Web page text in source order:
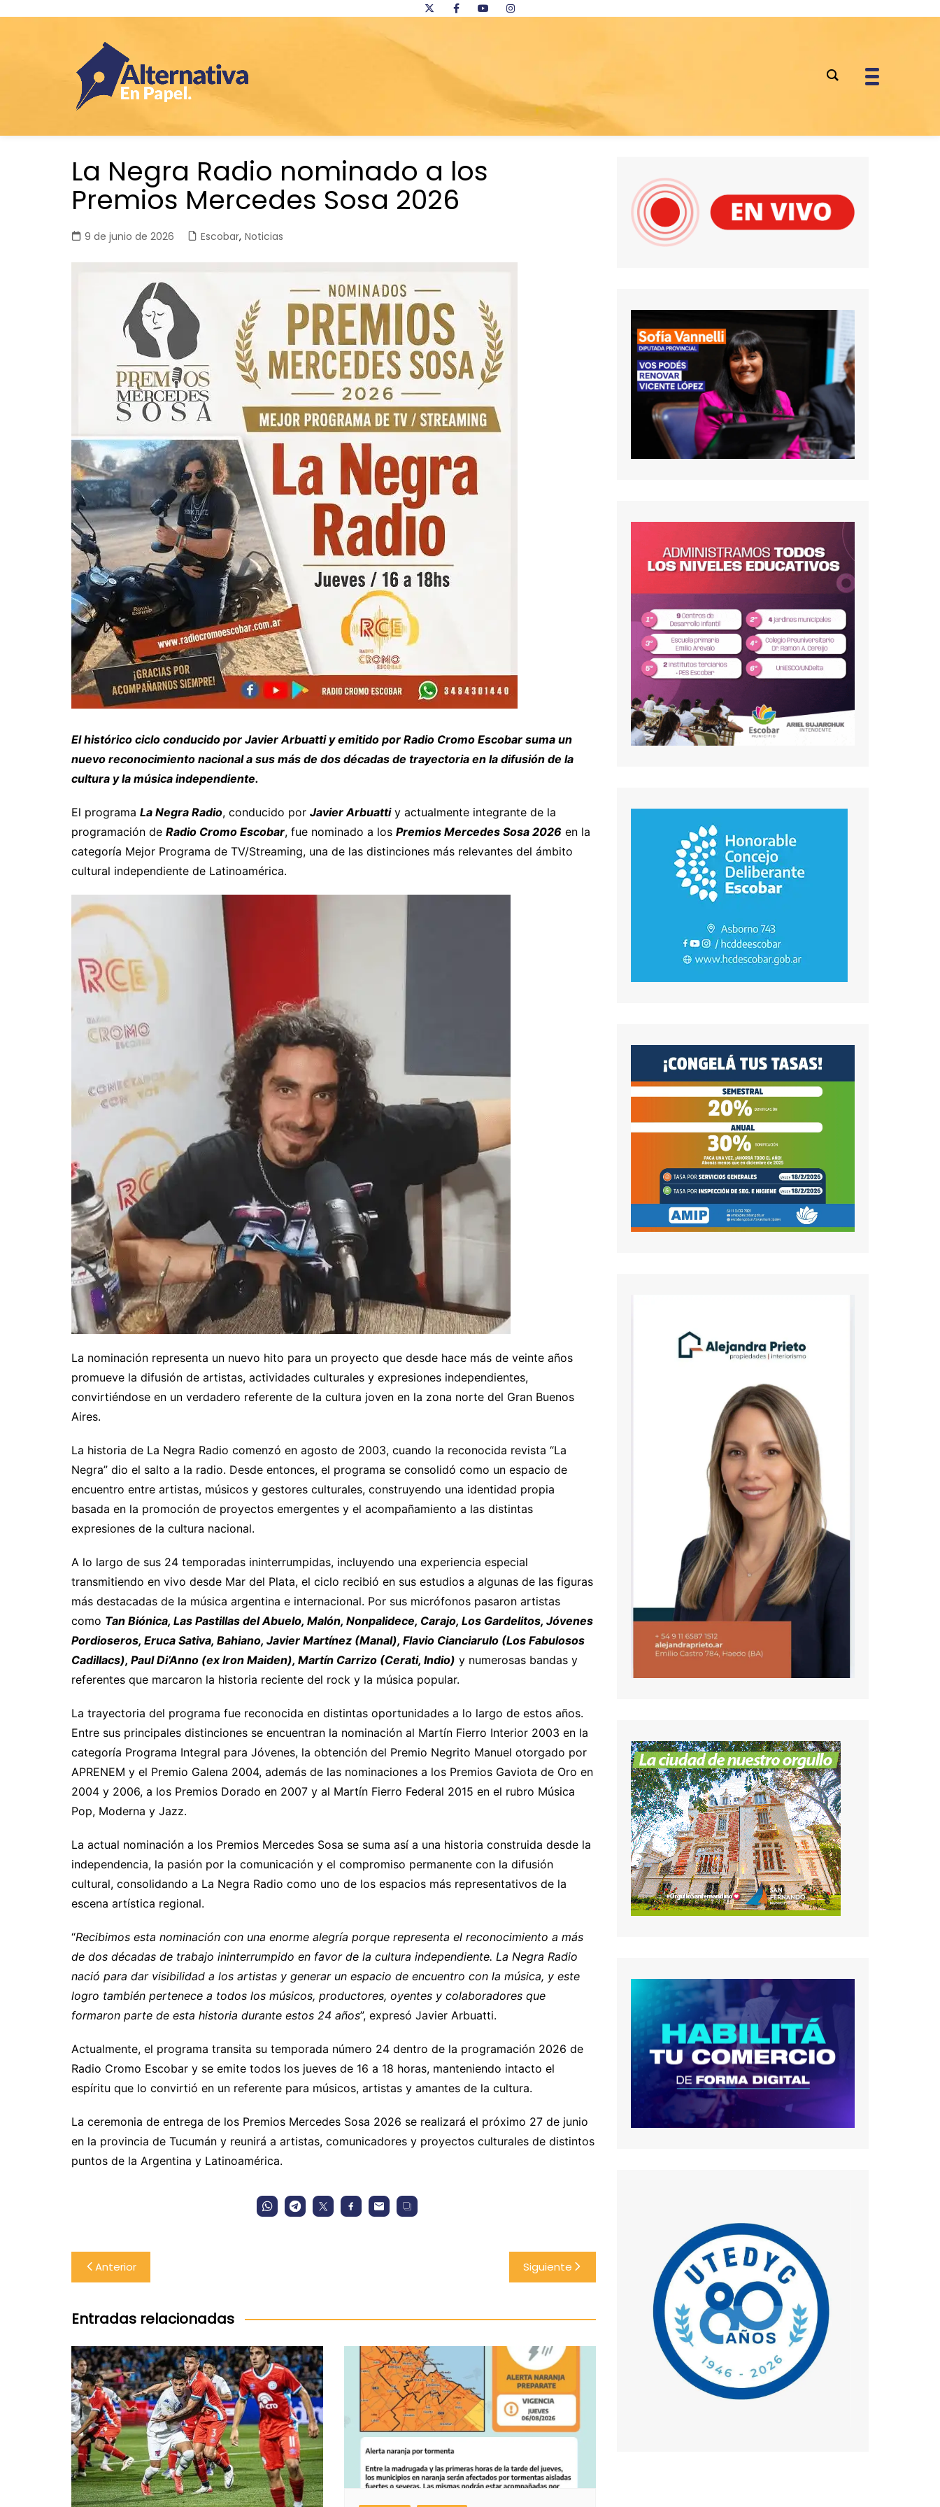
La Negra Radio nominado a los
Premios Mercedes Sosa 2026
9 de junio de 2026 Escobar, Noticias
El histórico ciclo conducido por Javier Arbuatti y emitido por Radio Cromo Escobar suma un
nuevo reconocimiento nacional a sus más de dos décadas de trayectoria en la difusión de la
cultura y la música independiente.
El programa La Negra Radio, conducido por Javier Arbuattiy actualmente integrante de la
programación de Radio Cromo Escobar, fue nominado a los Premios Mercedes Sosa 2026 en la
categoría Mejor Programa de TV/Streaming, una de las distinciones más relevantes del ámbito
cultural independiente de Latinoamérica.
La nominación representa un nuevo hito para un proyecto que desde hace más de veinte años
promueve la difusión de artistas, actividades culturales y expresiones independientes,
convirtiéndose en un verdadero referente de la cultura joven en la zona norte del Gran Buenos
Aires.
La historia de La Negra Radio comenzó en agosto de 2003, cuando la reconocida revista “La
Negra” dio el salto a la radio. Desde entonces, el programa se consolidó como un espacio de
encuentro entre artistas, músicos y gestores culturales, construyendo una identidad propia
basada en la promoción de proyectos emergentes y el acompañamiento a las distintas
expresiones de la cultura nacional.
A lo largo de sus 24 temporadas ininterrumpidas, incluyendo una experiencia especial
transmitiendo en vivo desde Mar del Plata, el ciclo recibió en sus estudios a algunas de las figuras
más destacadas de la música argentina e internacional. Por sus micrófonos pasaron artistas
como Tan Biónica, Las Pastillas del Abuelo, Malón, Nonpalidece, Carajo, Los Gardelitos, Jóvenes
Pordioseros, Eruca Sativa, Bahiano, Javier Martínez (Manal), Flavio Cianciarulo (Los Fabulosos
Cadillacs), Paul Di’Anno (ex Iron Maiden), Martín Carrizo (Cerati, Indio) y numerosas bandas y
referentes que marcaron la historia reciente del rock y la música popular.
La trayectoria del programa fue reconocida en distintas oportunidades a lo largo de estos años.
Entre sus principales distinciones se encuentran la nominación al Martín Fierro Interior 2003 en la
categoría Programa Integral para Jóvenes, la obtención del Premio Negrito Manuel otorgado por
APRENEM y el Premio Galena 2004, además de las nominaciones a los Premios Gaviota de Oro en
2004 y 2006, a los Premios Dorado en 2007 y al Martín Fierro Federal 2015 en el rubro Música
Pop, Moderna y Jazz.
La actual nominación a los Premios Mercedes Sosa se suma así a una historia construida desde la
independencia, la pasión por la comunicación y el compromiso permanente con la difusión
cultural, consolidando a La Negra Radio como uno de los espacios más representativos de la
escena artística regional.
“Recibimos esta nominación con una enorme alegría porque representa el reconocimiento a más
de dos décadas de trabajo ininterrumpido en favor de la cultura independiente. La Negra Radio
nació para dar visibilidad a los artistas y generar un espacio de encuentro con la música, y este
logro también pertenece a todos los músicos, productores, oyentes y colaboradores que
formaron parte de esta historia durante estos 24 años”, expresó Javier Arbuatti.
Actualmente, el programa transita su temporada número 24 dentro de la programación 2026 de
Radio Cromo Escobar y se emite todos los jueves de 16 a 18 horas, manteniendo intacto el
espíritu que lo convirtió en un referente para músicos, artistas y amantes de la cultura.
La ceremonia de entrega de los Premios Mercedes Sosa 2026 se realizará el próximo 27 de junio
en la provincia de Tucumán y reunirá a artistas, comunicadores y proyectos culturales de distintos
puntos de la Argentina y Latinoamérica.
Navegación
de
entradas
Anterior Siguiente
Entradas relacionadas